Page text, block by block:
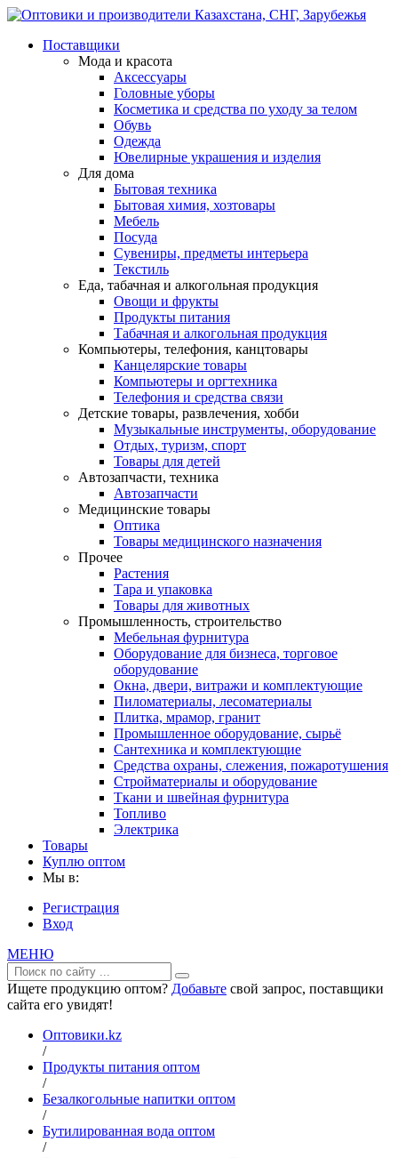
Поставщики
Мода и красота
Аксессуары
Головные уборы
Косметика и средства по уходу за телом
Обувь
Одежда
Ювелирные украшения и изделия
Для дома
Бытовая техника
Бытовая химия, хозтовары
Мебель
Посуда
Сувениры, предметы интерьера
Текстиль
Еда, табачная и алкогольная продукция
Овощи и фрукты
Продукты питания
Табачная и алкогольная продукция
Компьютеры, телефония, канцтовары
Канцелярские товары
Компьютеры и оргтехника
Телефония и средства связи
Детские товары, развлечения, хобби
Музыкальные инструменты, оборудование
Отдых, туризм, спорт
Товары для детей
Автозапчасти, техника
Автозапчасти
Медицинские товары
Оптика
Товары медицинского назначения
Прочее
Растения
Тара и упаковка
Товары для животных
Промышленность, строительство
Мебельная фурнитура
Оборудование для бизнеса, торговое
оборудование
Окна, двери, витражи и комплектующие
Пиломатериалы, лесоматериалы
Плитка, мрамор, гранит
Промышленное оборудование, сырьё
Сантехника и комплектующие
Средства охраны, слежения, пожаротушения
Стройматериалы и оборудование
Ткани и швейная фурнитура
Топливо
Электрика
Товары
Куплю оптом
Мы в:
Регистрация
Вход
МЕНЮ
Ищете продукцию оптом? Добавьте свой запрос, поставщики
сайта его увидят!
Оптовики.kz
/
Продукты питания оптом
/
Безалкогольные напитки оптом
/
Бутилированная вода оптом
/